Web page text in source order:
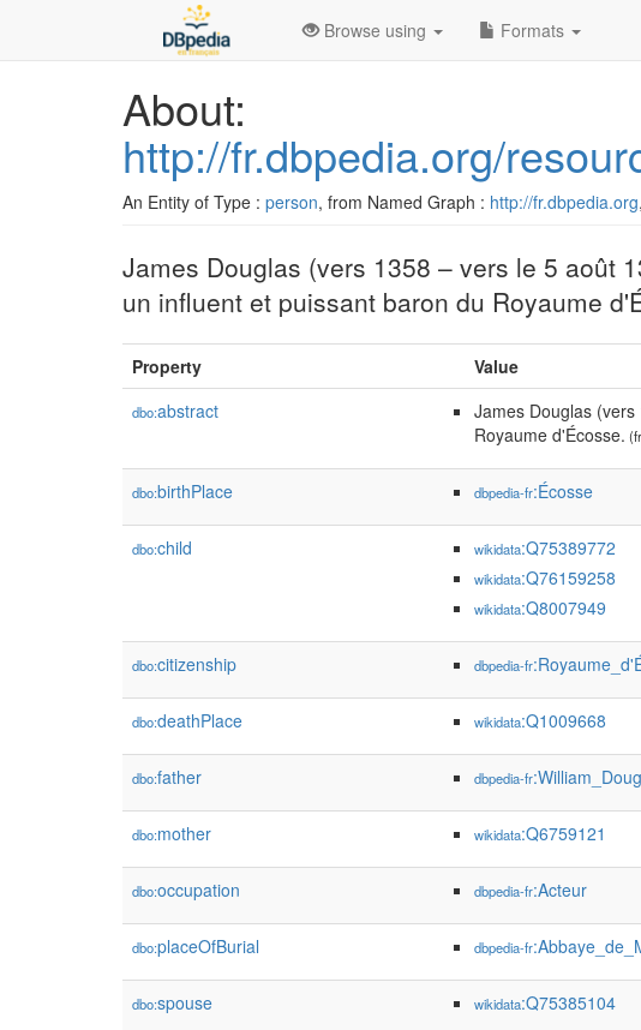
Browse using Formats
About:
http://fr.dbpedia.org/
An Entity of Type : person, from Named Graph : http://fr.dbpedia.org
James Douglas (vers 1358 – vers le 5 août
un influent et puissant baron du Royaume
Property Value
dbo:abstract
James Douglas
Royaume d'Écosse.
dbo:birthPlace dbpedia-fr:Écosse
dbo:child wikidata:Q75389772
wikidata:Q76159258
wikidata:Q8007949
dbo:citizenship dbpedia-fr
dbo:deathPlace wikidata:Q1009668
dbo:father dbpedia-fr
dbo:mother wikidata:Q6759121
dbo:occupation dbpedia-fr:Acteur
dbo:placeOfBurial dbpedia-fr
dbo:spouse wikidata:Q75385104